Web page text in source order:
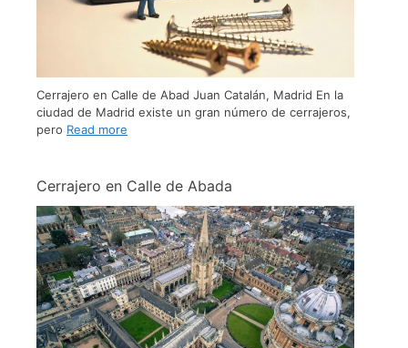
Cerrajero en Calle de Abad Juan Catalán, Madrid En la
ciudad de Madrid existe un gran número de cerrajeros,
pero Read more
Cerrajero en Calle de Abada